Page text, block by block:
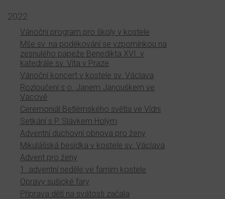
2022
Vánoční program pro školy v kostele
Mše sv. na poděkování se vzpomínkou na
zesnulého papeže Benedikta XVI. v
katedrále sv. Víta v Praze
Vánoční koncert v kostele sv. Václava
Rozloučení s o. Janem Janouškem ve
Vacově
Ceremoniál Betlémského světla ve Vídni
Setkání s P. Slávkem Holým
Adventní duchovní obnova pro ženy
Mikulášská besídka v kostele sv. Václava
Advent pro ženy
1. adventní neděle ve farním kostele
Opravy sušické fary
Příprava dětí na svátosti začala